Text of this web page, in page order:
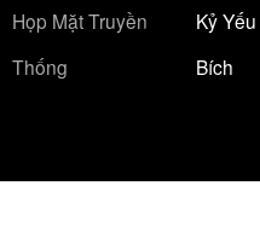
Họp Mặt Truyền
Thống
Kỷ
Bích